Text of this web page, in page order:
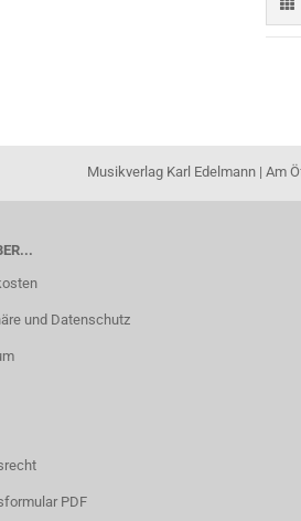
Musikverlag Karl Edelmann | Am
und Datenschutz
PDF